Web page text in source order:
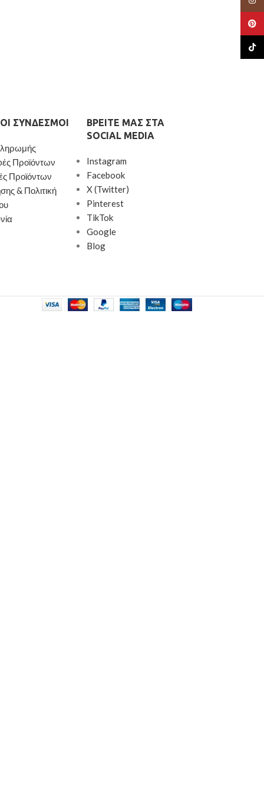
ΣΎΝΔΕΣΜΟΙ
Προϊόντων
Προϊόντων
& Πολιτική
ΒΡΕΊΤΕ ΜΑΣ ΣΤΑ
SOCIAL MEDIA
Instagram
Facebook
X (Twitter)
Pinterest
TikTok
Google
Blog